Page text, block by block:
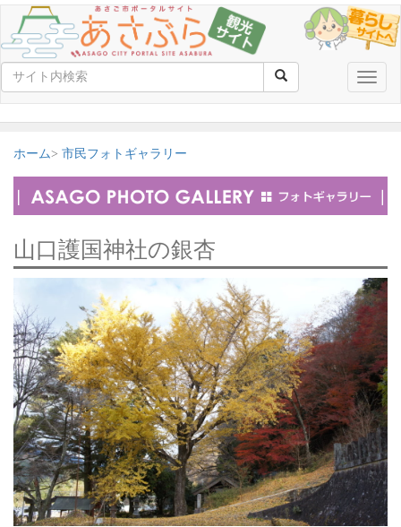
Toggle
ホーム 市民フォトギャラリー
山口護国神社の銀杏